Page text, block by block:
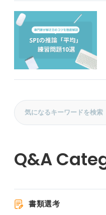
書類選考